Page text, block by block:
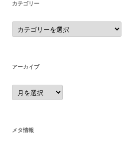
カテゴリー
カ
テ
ゴ
アーカイブ
ア
ー
カ
メタ情報